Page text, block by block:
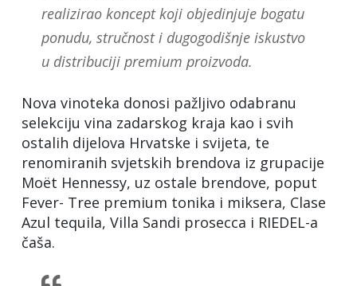
realizirao koncept koji objedinjuje bogatu
ponudu, stručnost i dugogodišnje iskustvo
u distribuciji premium proizvoda.
Nova vinoteka donosi pažljivo odabranu
selekciju vina zadarskog kraja kao i svih
ostalih dijelova Hrvatske i svijeta, te
renomiranih svjetskih brendova iz grupacije
Moët Hennessy, uz ostale brendove, poput
Fever- Tree premium tonika i miksera, Clase
Azul tequila, Villa Sandi prosecca i RIEDEL-a
čaša.